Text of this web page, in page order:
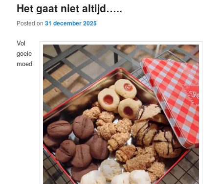
Het gaat niet altijd…..
Posted on31 december 2025
Vol
goeie
moed